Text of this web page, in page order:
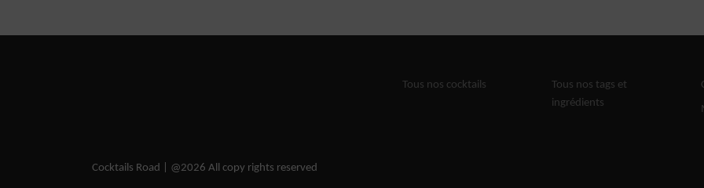
Tous nos cocktails
Tous nos tags et
ingrédients
Cocktails Road | @2026 All copy rights reserved